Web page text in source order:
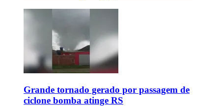
Grande tornado gerado por passagem de
ciclone bomba atinge RS